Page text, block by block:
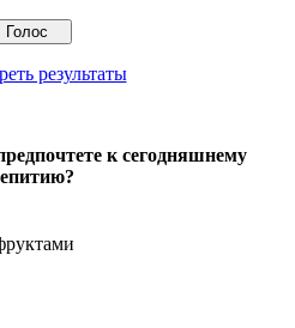
результаты
к сегодняшнему